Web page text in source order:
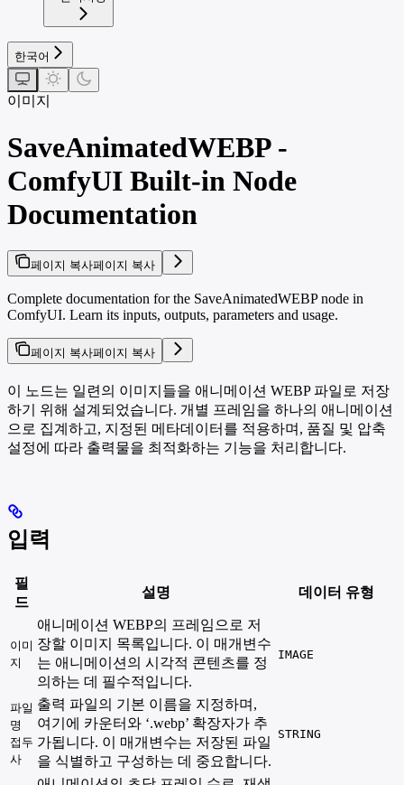
한국어
이미지
SaveAnimatedWEBP -
ComfyUI Built-in Node
Documentation
페이지 복사페이지 복사
Complete documentation for the SaveAnimatedWEBP node in
ComfyUI. Learn its inputs, outputs, parameters and usage.
페이지 복사페이지 복사
이 노드는 일련의 이미지들을 애니메이션 WEBP 파일로 저장
하기 위해 설계되었습니다. 개별 프레임을 하나의 애니메이션
으로 집계하고, 지정된 메타데이터를 적용하며, 품질 및 압축
설정에 따라 출력물을 최적화하는 기능을 처리합니다.
입력
필
드
설명 데이터 유형
이미
지
애니메이션 WEBP의 프레임으로 저
장할 이미지 목록입니다. 이 매개변수
는 애니메이션의 시각적 콘텐츠를 정
의하는 데 필수적입니다.
IMAGE
파일
명
접두
사
출력 파일의 기본 이름을 지정하며,
여기에 카운터와 ‘.webp’ 확장자가 추
가됩니다. 이 매개변수는 저장된 파일
을 식별하고 구성하는 데 중요합니다.
STRING